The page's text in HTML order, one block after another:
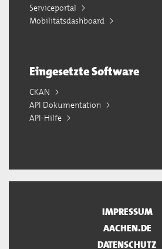
Serviceportal
Mobilitätsdashboard
Eingesetzte Software
CKAN
API Dokumentation
API-Hilfe
IMPRESSUM
AACHEN.DE
DATENSCHUTZ